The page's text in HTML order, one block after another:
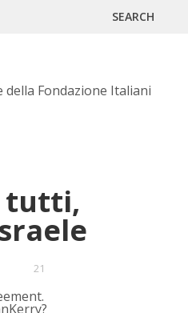
SEARCH
tutti,
•
21